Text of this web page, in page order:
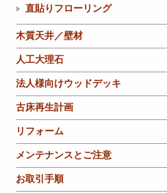
直貼りフローリング
木質天井／壁材
人工大理石
法人様向けウッドデッキ
古床再生計画
リフォーム
メンテナンスとご注意
お取引手順